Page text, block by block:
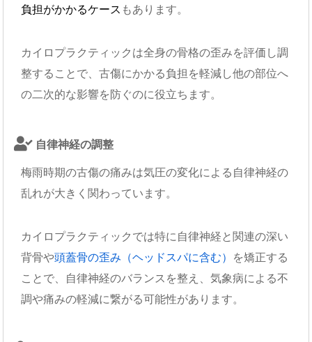
負担がかかるケース もあります。
カイロプラクティックは全身の骨格の歪みを評価し調
整することで、古傷にかかる負担を軽減し他の部位へ
の二次的な影響を防ぐのに役立ちます。
自律神経の調整
梅雨時期の古傷の痛みは気圧の変化による自律神経の
乱れが大きく関わっています。
カイロプラクティックでは特に自律神経と関連の深い
背骨や頭蓋骨の歪み（ヘッドスパに含む）
を矯正する
ことで、自律神経のバランスを整え、気象病による不
調や痛みの軽減に繋がる可能性があります。